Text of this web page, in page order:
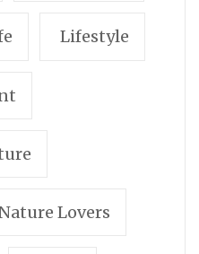
Lifestyle
Lovers